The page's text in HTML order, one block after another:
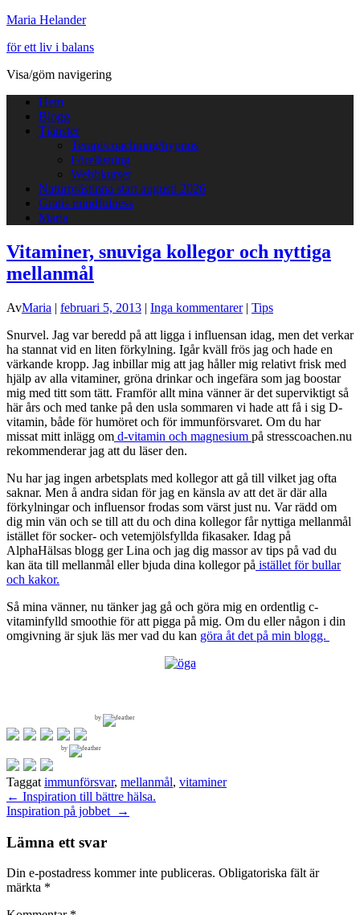
Maria Helander
för ett liv i balans
Visa/göm navigering
Hem
Blogg
Tjänster
Terapi/coachning/hypnos
Föreläsning
Webbkurser
Naturprästinna start augusti 2026
Gratis mindfulness
Maria
Vitaminer, snuviga kollegor och nyttiga
mellanmål
AvMaria | februari 5, 2013 | Inga kommentarer| Tips
Snurvel. Jag var beredd på att ligga i influensan idag, men det verkar
ha stannat vid en liten förkylning. Igår kväll frös jag och hade en
värkande kropp. Jag inbillar mig att jag håller mig relativt frisk med
hjälp av alla vitaminer, gröna drinkar och ingefära som jag boostar
mig med titt som tätt. Framför allt mina vänner är det superviktigt så
här års och med tanke på den usla sommaren vi hade att få i sig D-
vitamin, både för humöret och för immunförsvaret. Om du har
missat mitt inlägg om d-vitamin och magnesium på stresscoachen.nu
rekommenderar jag att du läser den.
Nu har jag ingen arbetsplats med kollegor att gå till vilket jag ofta
saknar. Men å andra sidan för jag en känsla av att det är där alla
förkylningar och influensor frodas som värst just nu. Var rädd om
dig min vän och se till att du och dina kollegor får nyttiga mellanmål
istället för socker- och vetemjölsfyllda fikasaker. Idag på
AlphaHälsas blogg ger Lina och jag dig massor av tips på vad du
kan äta till mellanmål eller bjuda dina kollegor på istället för bullar
och kakor.
Så mina vänner, nu tänker jag gå och göra mig en ordentlig c-
vitaminfylld smoothie för att pigga på mig. Om du eller någon i din
omgivning är sjuk läs mer vad du kan göra åt det på min blogg.
by
by
Taggat immunförsvar, mellanmål, vitaminer
Inläggsnavigering
← Inspiration till bättre hälsa.
Inspiration på jobbet
→
Lämna ett svar
Din e-postadress kommer inte publiceras. Obligatoriska fält är
märkta *